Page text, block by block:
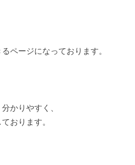
ページになっております。
かりやすく、
おります。